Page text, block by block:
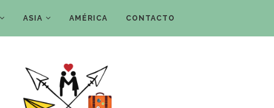
ASIA AMÉRICA CONTACTO